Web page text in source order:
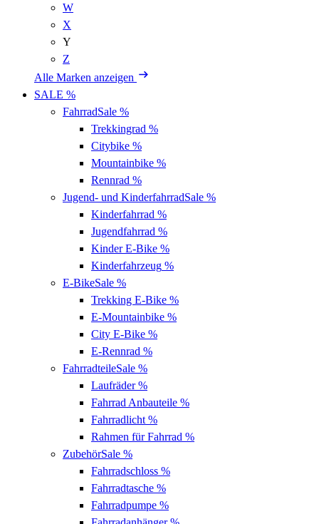
W
X
Y
Z
Alle Marken anzeigen
SALE %
FahrradSale %
Trekkingrad %
Citybike %
Mountainbike %
Rennrad %
Jugend- und KinderfahrradSale %
Kinderfahrrad %
Jugendfahrrad %
Kinder E-Bike %
Kinderfahrzeug %
E-BikeSale %
Trekking E-Bike %
E-Mountainbike %
City E-Bike %
E-Rennrad %
FahrradteileSale %
Laufräder%
Fahrrad Anbauteile %
Fahrradlicht %
Rahmen für Fahrrad %
ZubehörSale %
Fahrradschloss %
Fahrradtasche %
Fahrradpumpe %